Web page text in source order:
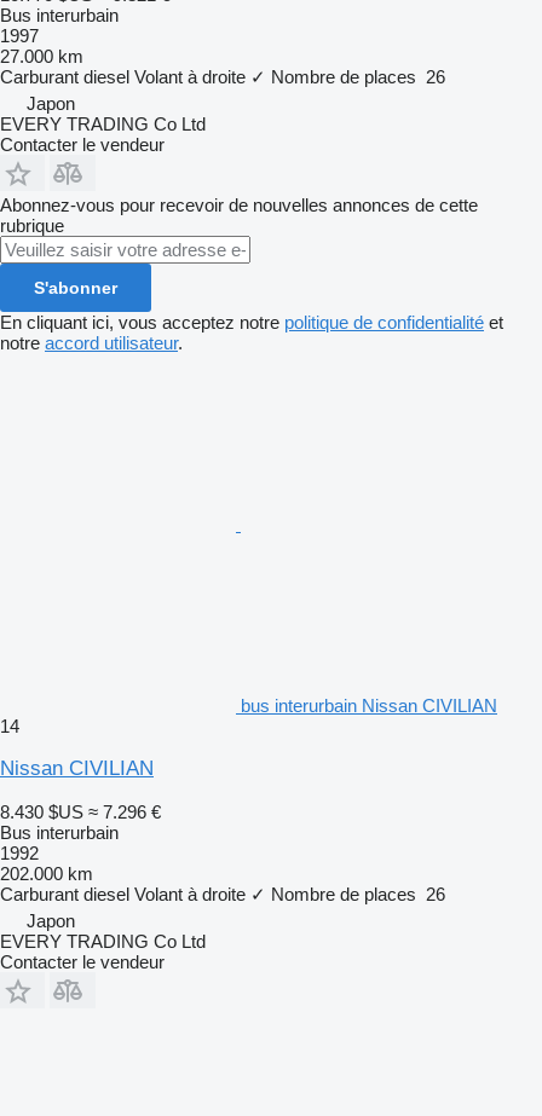
Bus interurbain
1997
27.000 km
Carburant diesel Volant à droite ✓ Nombre de places 26
Japon
EVERY TRADING Co Ltd
Contacter le vendeur
Abonnez-vous pour recevoir de nouvelles annonces de cette
rubrique
S'abonner
En cliquant ici, vous acceptez notre politique de confidentialité et
notre accord utilisateur.
bus interurbain Nissan CIVILIAN
14
Nissan CIVILIAN
8.430 $US ≈ 7.296 €
Bus interurbain
1992
202.000 km
Carburant diesel Volant à droite ✓ Nombre de places 26
Japon
EVERY TRADING Co Ltd
Contacter le vendeur